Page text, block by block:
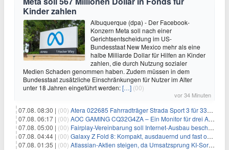
Kinder zahlen
Albuquerque (dpa) - Der Facebook-
Konzern Meta soll nach einer
Gerichtsentscheidung im US-
Bundesstaat New Mexico mehr als eine
halbe Milliarde Dollar für Hilfen an Kinder
zahlen, die durch Nutzung sozialer
Medien Schaden genommen haben. Zudem müssen in dem
Bundesstaat zusätzliche Einschränkungen für Nutzer im Alter
unter 18 Jahren eingeführt werden:[…] (00)
vor 34 Minuten
07.08. 08:30 | (00) Atera 022685 Fahrradträger Strada Sport 3 für 337,48€
07.08. 06:17 | (00) AOC GAMING CQ32G4ZA – Ein Monitor für drei Arten von Spielen
07.08. 05:00 | (00) Fairplay-Vereinbarung soll Internet-Ausbau beschleunigen
07.08. 04:44 | (00) Galaxy Z Fold 8: Kompakt, ausdauernd und fast ohne Falte
07.08. 01:35 | (00) Atlassian-Aktien steigen, da Umsatzsprung KI-Sorgen dämpft